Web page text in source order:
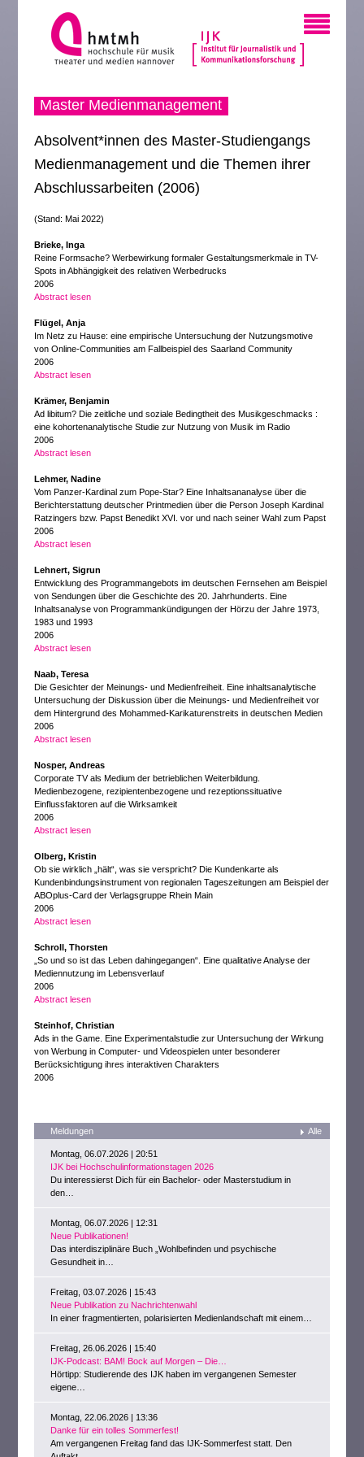
Master Medienmanagement
Absolvent*innen des Master-Studiengangs
Medienmanagement und die Themen ihrer
Abschlussarbeiten (2006)
(Stand: Mai 2022)
Brieke, Inga
Reine Formsache? Werbewirkung formaler Gestaltungsmerkmale in TV-
Spots in Abhängigkeit des relativen Werbedrucks
2006
Abstract lesen
Flügel, Anja
Im Netz zu Hause: eine empirische Untersuchung der Nutzungsmotive
von Online-Communities am Fallbeispiel des Saarland Community
2006
Abstract lesen
Krämer, Benjamin
Ad libitum? Die zeitliche und soziale Bedingtheit des Musikgeschmacks :
eine kohortenanalytische Studie zur Nutzung von Musik im Radio
2006
Abstract lesen
Lehmer, Nadine
Vom Panzer-Kardinal zum Pope-Star? Eine Inhaltsananalyse über die
Berichterstattung deutscher Printmedien über die Person Joseph Kardinal
Ratzingers bzw. Papst Benedikt XVI. vor und nach seiner Wahl zum Papst
2006
Abstract lesen
Lehnert, Sigrun
Entwicklung des Programmangebots im deutschen Fernsehen am Beispiel
von Sendungen über die Geschichte des 20. Jahrhunderts. Eine
Inhaltsanalyse von Programmankündigungen der Hörzu der Jahre 1973,
1983 und 1993
2006
Abstract lesen
Naab, Teresa
Die Gesichter der Meinungs- und Medienfreiheit. Eine inhaltsanalytische
Untersuchung der Diskussion über die Meinungs- und Medienfreiheit vor
dem Hintergrund des Mohammed-Karikaturenstreits in deutschen Medien
2006
Abstract lesen
Nosper, Andreas
Corporate TV als Medium der betrieblichen Weiterbildung.
Medienbezogene, rezipientenbezogene und rezeptionssituative
Einflussfaktoren auf die Wirksamkeit
2006
Abstract lesen
Olberg, Kristin
Ob sie wirklich „hält“, was sie verspricht? Die Kundenkarte als
Kundenbindungsinstrument von regionalen Tageszeitungen am Beispiel der
ABOplus-Card der Verlagsgruppe Rhein Main
2006
Abstract lesen
Schroll, Thorsten
„So und so ist das Leben dahingegangen“. Eine qualitative Analyse der
Mediennutzung im Lebensverlauf
2006
Abstract lesen
Steinhof, Christian
Ads in the Game. Eine Experimentalstudie zur Untersuchung der Wirkung
von Werbung in Computer- und Videospielen unter besonderer
Berücksichtigung ihres interaktiven Charakters
2006
Meldungen Alle
Montag, 06.07.2026 | 20:51
IJK bei Hochschulinformationstagen 2026
Du interessierst Dich für ein Bachelor- oder Masterstudium in
den…
Montag, 06.07.2026 | 12:31
Neue Publikationen!
Das interdisziplinäre Buch „Wohlbefinden und psychische
Gesundheit in…
Freitag, 03.07.2026 | 15:43
Neue Publikation zu Nachrichtenwahl
In einer fragmentierten, polarisierten Medienlandschaft mit einem…
Freitag, 26.06.2026 | 15:40
IJK-Podcast: BAM! Bock auf Morgen – Die…
Hörtipp: Studierende des IJK haben im vergangenen Semester
eigene…
Montag, 22.06.2026 | 13:36
Danke für ein tolles Sommerfest!
Am vergangenen Freitag fand das IJK-Sommerfest statt. Den